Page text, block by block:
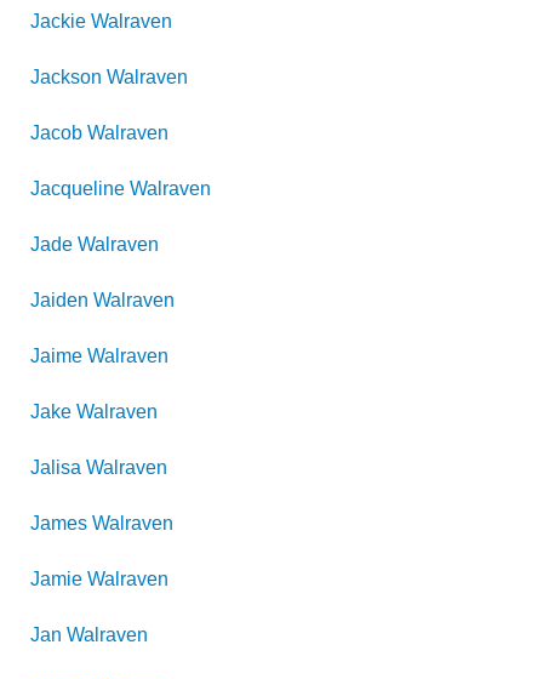
Jackie Walraven
Jackson Walraven
Jacob Walraven
Jacqueline Walraven
Jade Walraven
Jaiden Walraven
Jaime Walraven
Jake Walraven
Jalisa Walraven
James Walraven
Jamie Walraven
Jan Walraven